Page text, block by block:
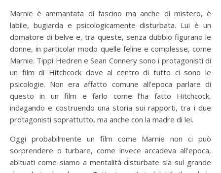
Marnie è ammantata di fascino ma anche di mistero, è
labile, bugiarda e psicologicamente disturbata. Lui è un
domatore di belve e, tra queste, senza dubbio figurano le
donne, in particolar modo quelle feline e complesse, come
Marnie. Tippi Hedren e Sean Connery sono i protagonisti di
un film di Hitchcock dove al centro di tutto ci sono le
psicologie. Non era affatto comune all’epoca parlare di
questo in un film e farlo come l’ha fatto Hitchcock,
indagando e costruendo una storia sui rapporti, tra i due
protagonisti soprattutto, ma anche con la madre di lei.
Oggi probabilmente un film come Marnie non ci può
sorprendere o turbare, come invece accadeva all’epoca,
abituati come siamo a mentalità disturbate sia sul grande